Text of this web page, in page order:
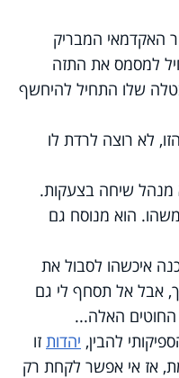
האקדמאי המבריק
למסמס את התזה
שלו התחיל להיחשף
לא רוצה לרדת לו
מנהל שיחה בצעקות.
משהו. הוא מנוסח גם
איכשהו לסבול את
אבל אל תסחף לי גם
האלה...
להבין, יהדות זו
אז אי אפשר לקחת רק